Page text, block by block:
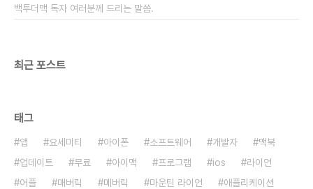
백투더맥 독자 여러분께 드리는 말씀.
최근 포스트
태그
앱 요세미티 아이폰 소프트웨어 개발자
맥북
업데이트
무료 아이맥 프로그램 ios
라이언
어플
매버릭 메버릭 마운틴 라이언
애플리케이션